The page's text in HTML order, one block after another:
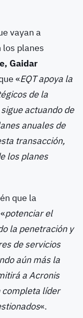
vayan a
los planes
Gaidar
«EQTapoya la
de la
actuando de
anuales de
transacción,
los planes
que la
potenciar el
la penetración y
de servicios
aún más la
a Acronis
completa líder
«.